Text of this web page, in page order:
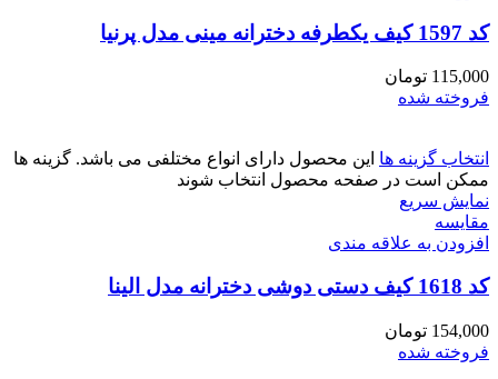
کد 1597 کیف یکطرفه دخترانه مینی مدل پرنیا
115,000 تومان
فروخته شده
انتخاب گزینه ها این محصول دارای انواع مختلفی می باشد. گزینه ها
ممکن است در صفحه محصول انتخاب شوند
نمایش سریع
مقايسه
افزودن به علاقه مندی
کد 1618 کیف دستی دوشی دخترانه مدل الینا
154,000 تومان
فروخته شده